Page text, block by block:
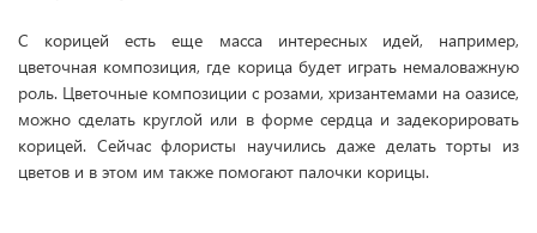
С корицей есть еще масса интересных идей, например,
цветочная композиция, где корица будет играть немаловажную
роль. Цветочные композиции с розами, хризантемами на оазисе,
можно сделать круглой или в форме сердца и задекорировать
корицей. Сейчас флористы научились даже делать торты из
цветов и в этом им также помогают палочки корицы.